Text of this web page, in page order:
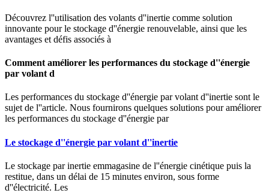
Découvrez l''utilisation des volants d''inertie comme solution
innovante pour le stockage d''énergie renouvelable, ainsi que les
avantages et défis associés à
Comment améliorer les performances du stockage d''énergie
par volant d
Les performances du stockage d''énergie par volant d''inertie sont le
sujet de l''article. Nous fournirons quelques solutions pour améliorer
les performances du stockage d''énergie par
Le stockage d''énergie par volant d''inertie
Le stockage par inertie emmagasine de l''énergie cinétique puis la
restitue, dans un délai de 15 minutes environ, sous forme
d''électricité. Les